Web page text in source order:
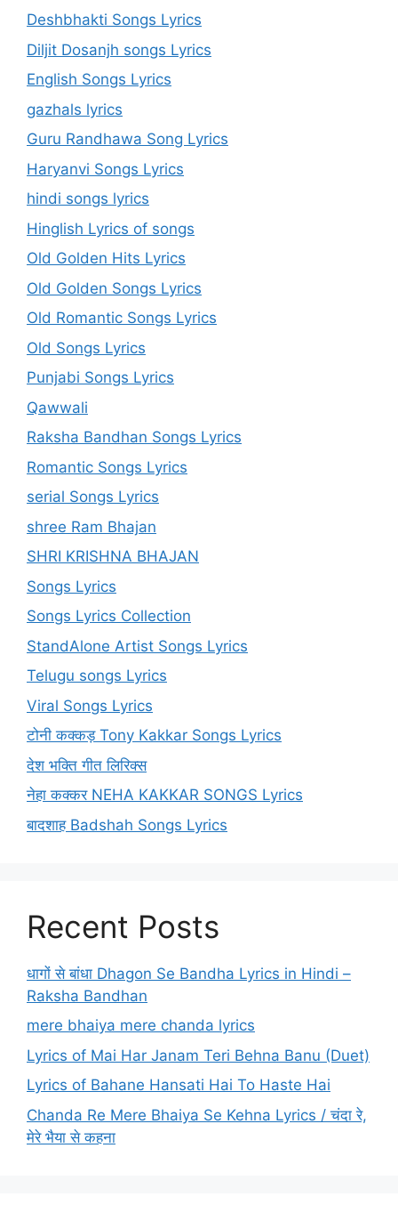
Deshbhakti Songs Lyrics
Diljit Dosanjh songs Lyrics
English Songs Lyrics
gazhals lyrics
Guru Randhawa Song Lyrics
Haryanvi Songs Lyrics
hindi songs lyrics
Hinglish Lyrics of songs
Old Golden Hits Lyrics
Old Golden Songs Lyrics
Old Romantic Songs Lyrics
Old Songs Lyrics
Punjabi Songs Lyrics
Qawwali
Raksha Bandhan Songs Lyrics
Romantic Songs Lyrics
serial Songs Lyrics
shree Ram Bhajan
SHRI KRISHNA BHAJAN
Songs Lyrics
Songs Lyrics Collection
StandAlone Artist Songs Lyrics
Telugu songs Lyrics
Viral Songs Lyrics
टोनी कक्कड़ Tony Kakkar Songs Lyrics
देश भक्ति गीत लिरिक्स
नेहा कक्कर NEHA KAKKAR SONGS Lyrics
बादशाह Badshah Songs Lyrics
Recent Posts
धागों से बांधा Dhagon Se Bandha Lyrics in Hindi –
Raksha Bandhan
mere bhaiya mere chanda lyrics
Lyrics of Mai Har Janam Teri Behna Banu (Duet)
Lyrics of Bahane Hansati Hai To Haste Hai
Chanda Re Mere Bhaiya Se Kehna Lyrics / चंदा रे,
मेरे भैया से कहना